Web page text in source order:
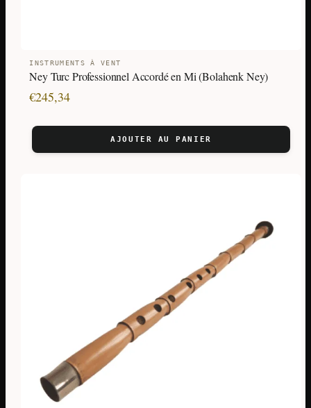
INSTRUMENTS À VENT
Ney Turc Professionnel Accordé en Mi (Bolahenk Ney)
€245,34
AJOUTER AU PANIER